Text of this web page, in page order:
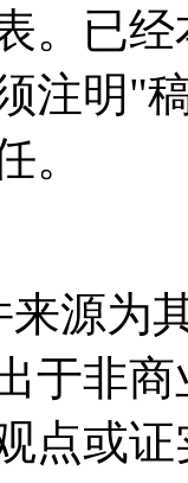
。已
注明"
。
源为
于非
点或